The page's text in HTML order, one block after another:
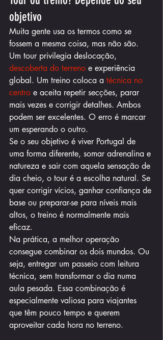
objetivo
Muita gente usa os termos como se
fossem a mesma coisa, mas não são.
Um tour privilegia deslocação,
descoberta do terreno e experiência
global. Um treino coloca a técnica no
centro e aceita repetir secções, parar
mais vezes e corrigir detalhes. Ambos
podem ser excelentes. O erro é marcar
um esperando o outro.
Se o seu objetivo é viver Portugal de
uma forma diferente, somar adrenalina e
natureza e sair com aquela sensação de
dia cheio, o tour é a escolha natural. Se
quer corrigir vícios, ganhar confiança de
base ou preparar-se para níveis mais
altos, o treino é normalmente mais
eficaz.
Na prática, a melhor operação
consegue combinar os dois mundos. Ou
seja, entregar um passeio com leitura
técnica, sem transformar o dia numa
aula pesada. Essa combinação é
especialmente valiosa para viajantes
que têm pouco tempo e querem
aproveitar cada hora no terreno.